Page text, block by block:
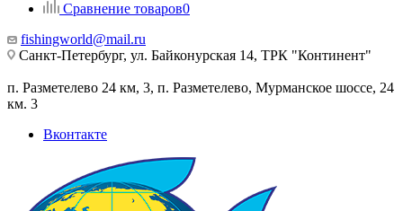
Сравнение товаров0
fishingworld@mail.ru
Санкт-Петербург, ул. Байконурская 14, ТРК "Континент"
п. Разметелево 24 км, 3, п. Разметелево, Мурманское шоссе, 24
км. 3
Вконтакте